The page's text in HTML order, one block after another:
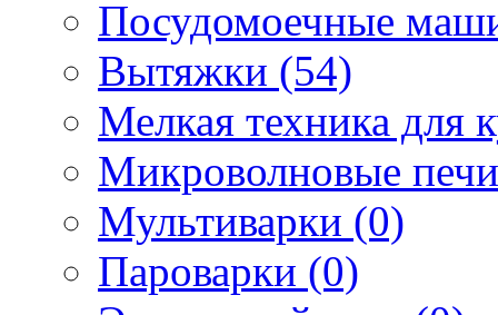
Посудомоечные
Вытяжки (54)
Мелкая техника для
Микроволновые
Мультиварки (0)
Пароварки (0)